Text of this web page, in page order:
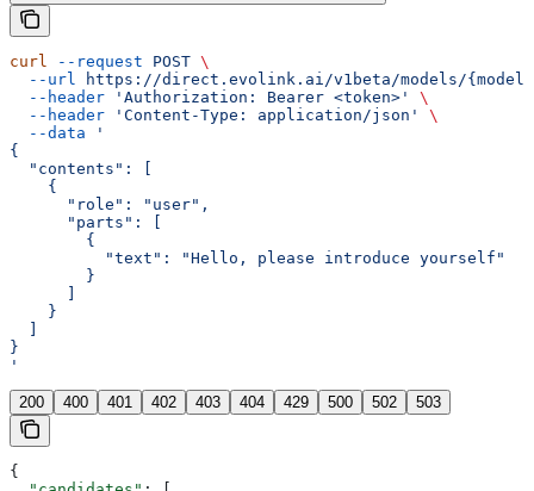
curl --request POST \
  --url
https://direct.evolink.ai/v1beta/models/
  --header
'Authorization: Bearer <token>'
\
  --header
'Content-Type: application/json'
\
  --data
'
{
  "contents": [
    {
      "role": "user",
      "parts": [
        {
          "text": "Hello, please introduce yourself"
        }
      ]
    }
  ]
}
'
200 400 401 402 403 404 429 500 502 503
{